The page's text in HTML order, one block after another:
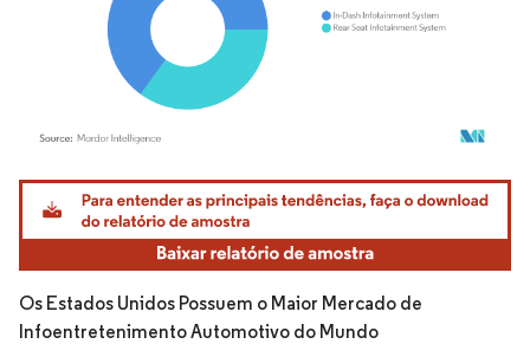
Imagem © Mordor Intelligence. O reuso requer atribuição conforme CC BY 4.0.
Os Estados Unidos Possuem o Maior Mercado de
Infoentretenimento Automotivo do Mundo